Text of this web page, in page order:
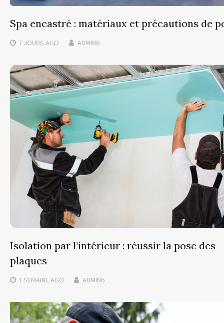
Spa encastré : matériaux et précautions de
7 JOURS AGO ADMIN6
Isolation par l’intérieur : réussir la pose des
plaques
1 SEMAINE AGO ADMIN6